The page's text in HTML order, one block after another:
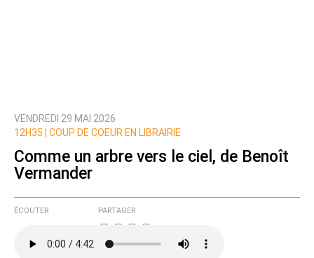
VENDREDI 29 MAI 2026
12H35 |
COUP DE COEUR EN LIBRAIRIE
Comme un arbre vers le ciel, de Benoît
Vermander
ÉCOUTER PARTAGER